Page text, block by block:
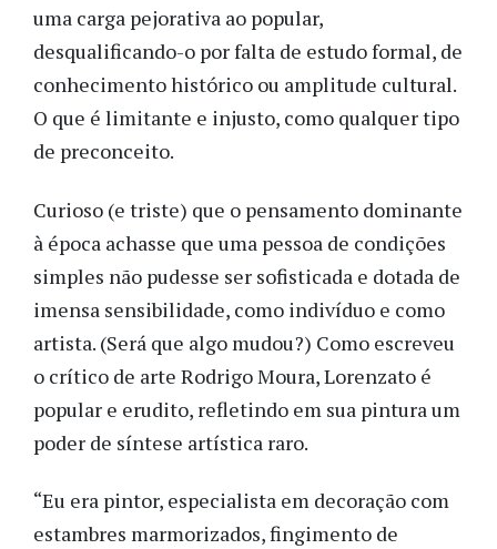
uma carga pejorativa ao popular,
desqualificando-o por falta de estudo formal, de
conhecimento histórico ou amplitude cultural.
O que é limitante e injusto, como qualquer tipo
de preconceito.
Curioso (e triste) que o pensamento dominante
à época achasse que uma pessoa de condições
simples não pudesse ser sofisticada e dotada de
imensa sensibilidade, como indivíduo e como
artista. (Será que algo mudou?) Como escreveu
o crítico de arte Rodrigo Moura, Lorenzato é
popular e erudito, refletindo em sua pintura um
poder de síntese artística raro.
“Eu era pintor, especialista em decoração com
estambres marmorizados, fingimento de